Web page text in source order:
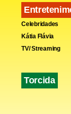
Celebridades
Kátia Flávia
TV/ Streaming
Torcida